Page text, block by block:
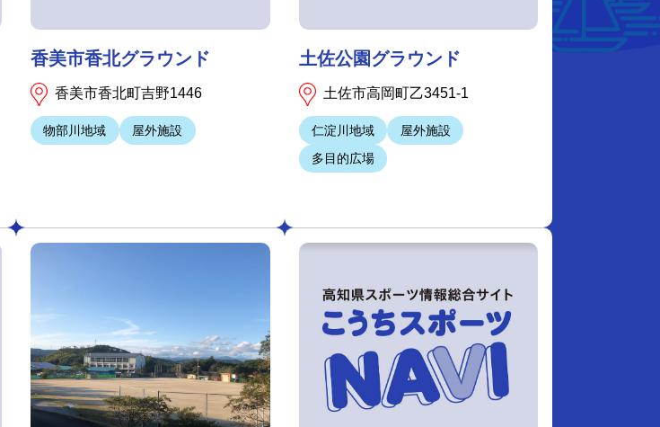
香美市香北グラウンド
香美市香北町吉野1446
物部川地域 屋外施設
土佐公園グラウンド
土佐市高岡町乙3451-1
仁淀川地域
屋外施設
多目的広場